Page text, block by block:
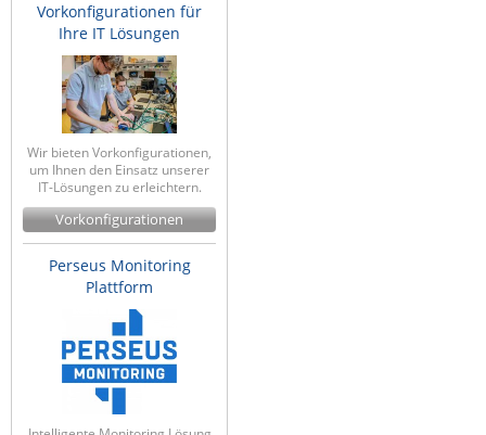
Vorkonfigurationen für
Ihre IT Lösungen
Wir bieten Vorkonfigurationen,
um Ihnen den Einsatz unserer
IT-Lösungen zu erleichtern.
Vorkonfigurationen
Perseus Monitoring
Plattform